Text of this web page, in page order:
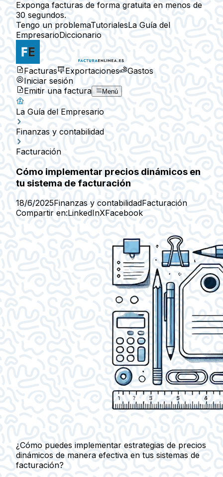
Exponga facturas de forma gratuita en menos de
30 segundos.
Tengo un problemaTutorialesLa Guía del
EmpresarioDiccionario
Facturas Exportaciones
Gastos
Iniciar sesión
Emitir una factura
Menú
La Guía del Empresario
Finanzas y contabilidad
Facturación
Cómo implementar precios dinámicos en
tu sistema de facturación
18/6/2025Finanzas y contabilidadFacturación
Compartir en:LinkedInXFacebook
¿Cómo puedes implementar estrategias de precios
dinámicos de manera efectiva en tus sistemas de
facturación?